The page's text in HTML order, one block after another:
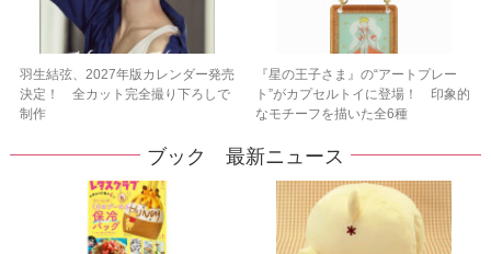
羽生結弦、2027年版カレンダー発売
決定！ 全カット完全撮り下ろしで
制作
『星の王子さま』の“アートプレー
ト”がカプセルトイに登場！ 印象的
なモチーフを描いた全6種
ブック 最新ニュース